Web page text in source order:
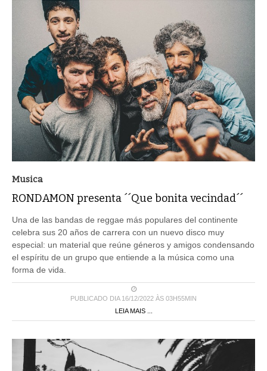
Musica
RONDAMON presenta ´´Que bonita vecindad´´
Una de las bandas de reggae más populares del continente
celebra sus 20 años de carrera con un nuevo disco muy
especial: un material que reúne géneros y amigos condensando
el espíritu de un grupo que entiende a la música como una
forma de vida.
PUBLICADO DIA 16/12/2022 ÀS 03H55MIN
LEIA MAIS ...